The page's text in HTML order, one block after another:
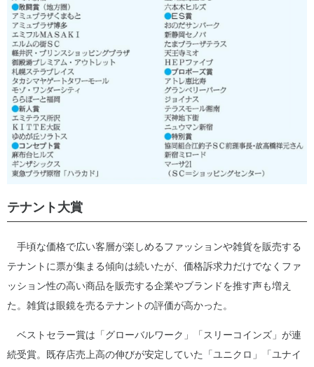
テナント大賞
手頃な価格で広い客層が楽しめるファッションや雑貨を販売する
テナントに票が集まる傾向は続いたが、価格訴求力だけでなくファ
ッション性の高い商品を販売する企業やブランドを推す声も増え
た。雑貨は眼鏡を売るテナントの評価が高かった。
ベストセラー賞は「グローバルワーク」「スリーコインズ」が連
続受賞。既存店売上高の伸びが安定していた「ユニクロ」「ユナイ